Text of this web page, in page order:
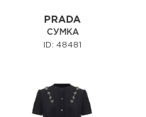
PRADA
СУМКА
ID: 48481